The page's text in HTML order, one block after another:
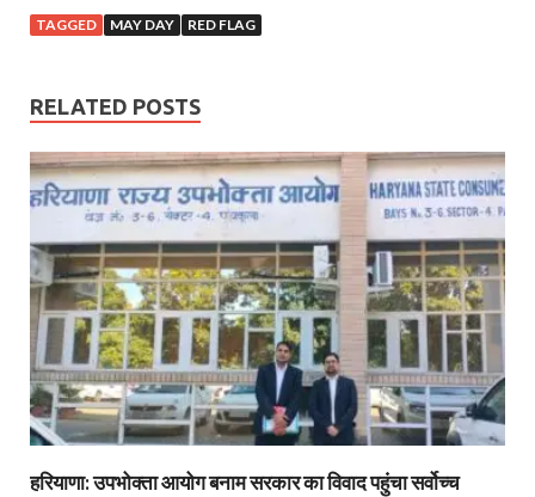
TAGGED MAY DAY RED FLAG
RELATED POSTS
हरियाणा: उपभोक्ता आयोग बनाम सरकार का विवाद पहुंचा सर्वोच्च